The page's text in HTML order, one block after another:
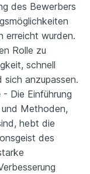
des Bewerbers
erreicht wurden.
Rolle zu
schnell
sich anzupassen.
- Die Einführung
Methoden,
hebt die
des